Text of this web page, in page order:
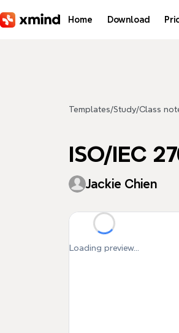
Home Download
Templates/Study/Class
ISO/IEC
Jackie Chien
Loading preview...